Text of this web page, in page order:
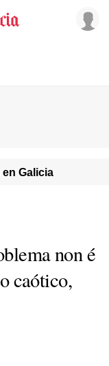
Galicia
non é
caótico,